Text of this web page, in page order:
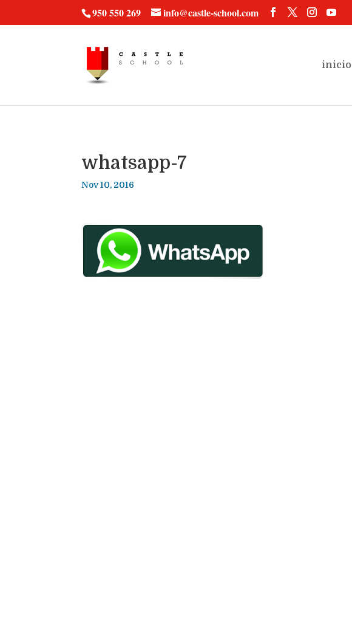
950 550 269 info@castle-school.com
inicio
whatsapp-7
Nov 10, 2016